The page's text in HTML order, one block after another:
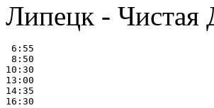
Липецк - Чистая
6:55
8:50
10:30
13:00
14:35
16:30